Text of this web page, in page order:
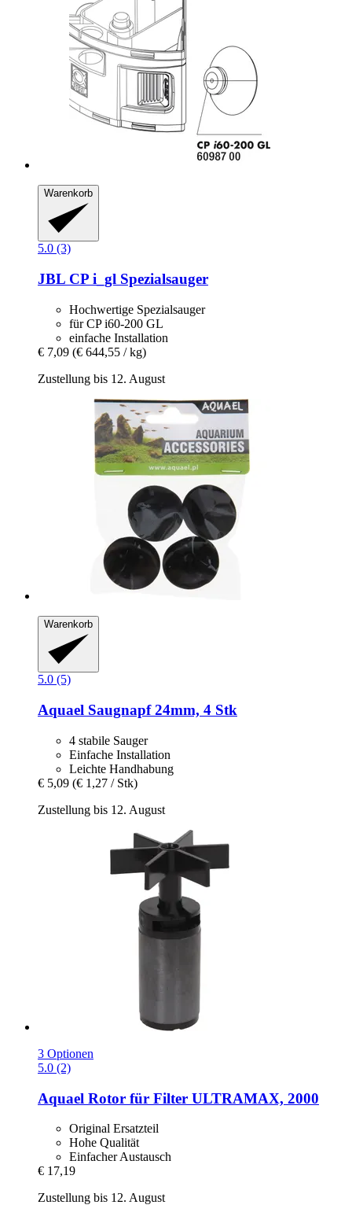
Warenkorb
5.0 (3)
JBL CP i_gl Spezialsauger
Hochwertige Spezialsauger
für CP i60-200 GL
einfache Installation
€ 7,09 (€ 644,55 / kg)
Zustellung bis 12. August
Warenkorb
5.0 (5)
Aquael Saugnapf 24mm, 4 Stk
4 stabile Sauger
Einfache Installation
Leichte Handhabung
€ 5,09 (€ 1,27 / Stk)
Zustellung bis 12. August
3 Optionen
5.0 (2)
Aquael Rotor für Filter ULTRAMAX, 2000
Original Ersatzteil
Hohe Qualität
Einfacher Austausch
€ 17,19
Zustellung bis 12. August